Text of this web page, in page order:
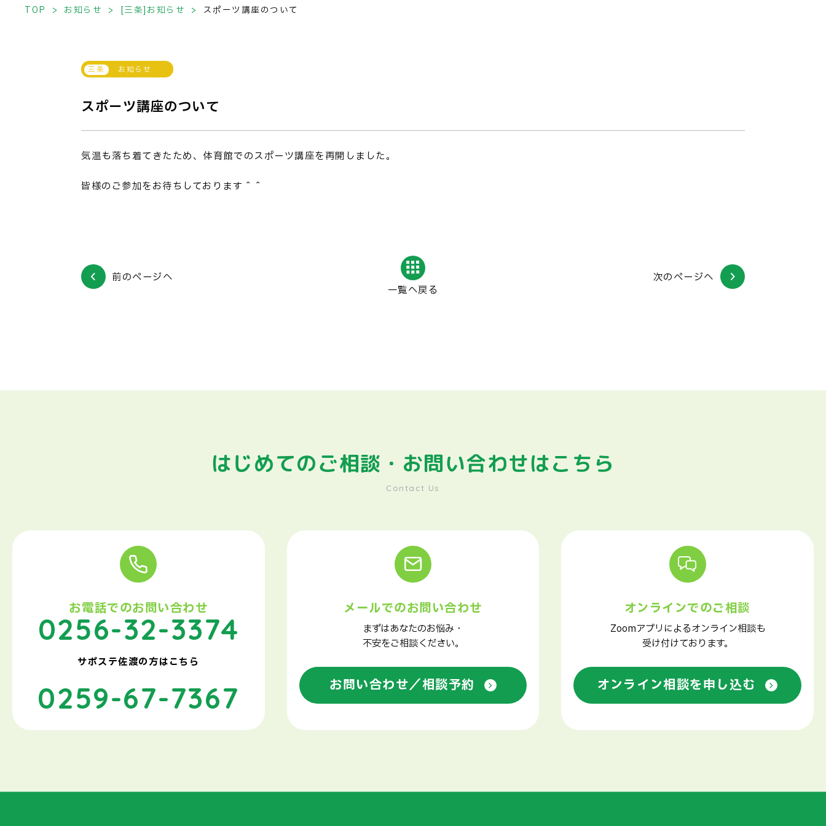
TOP お知らせ [三条]お知らせ スポーツ講座のついて
お知らせ
スポーツ講座のついて
気温も落ち着てきたため、体育館でのスポーツ講座を再開しました。
皆様のご参加をお待ちしております＾＾
前のページへ
一覧へ戻る
次のページへ
はじめてのご相談・ お問い合わせはこちら
Contact Us
お電話でのお問い合わせ
0256-32-3374
サポステ佐渡の方はこちら
0259-67-7367
メールでのお問い合わせ
まずはあなたのお悩み・
不安をご相談ください。
お問い合わせ／相談予約
オンラインでのご相談
Zoomアプリによるオンライン相談も
受け付けております。
オンライン相談を申し込む